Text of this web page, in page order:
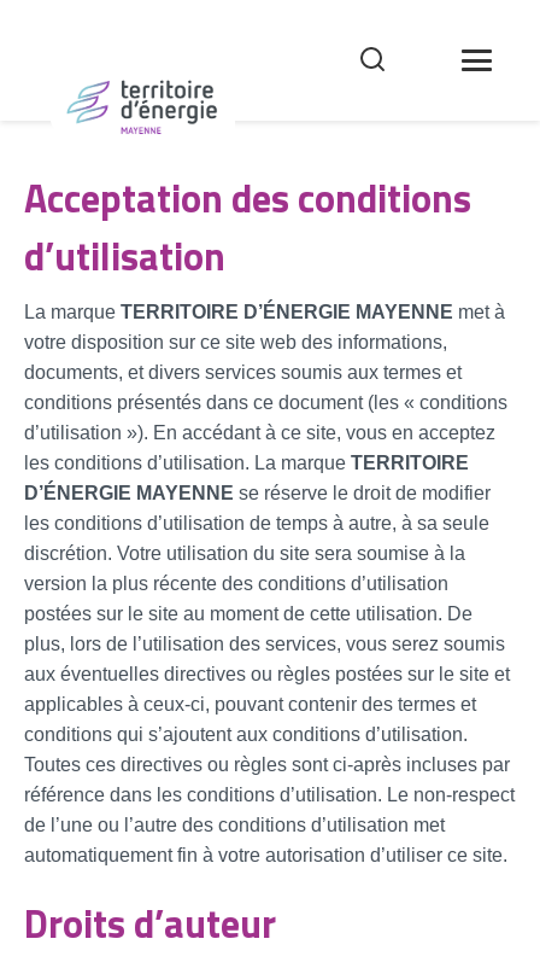
Acceptation des conditions
d’utilisation
La marque TERRITOIRE D’ÉNERGIE MAYENNE met à
votre disposition sur ce site web des informations,
documents, et divers services soumis aux termes et
conditions présentés dans ce document (les « conditions
d’utilisation »). En accédant à ce site, vous en acceptez
les conditions d’utilisation. La marque TERRITOIRE
D’ÉNERGIE MAYENNE se réserve le droit de modifier
les conditions d’utilisation de temps à autre, à sa seule
discrétion. Votre utilisation du site sera soumise à la
version la plus récente des conditions d’utilisation
postées sur le site au moment de cette utilisation. De
plus, lors de l’utilisation des services, vous serez soumis
aux éventuelles directives ou règles postées sur le site et
applicables à ceux-ci, pouvant contenir des termes et
conditions qui s’ajoutent aux conditions d’utilisation.
Toutes ces directives ou règles sont ci-après incluses par
référence dans les conditions d’utilisation. Le non-respect
de l’une ou l’autre des conditions d’utilisation met
automatiquement fin à votre autorisation d’utiliser ce site.
Droits d’auteur